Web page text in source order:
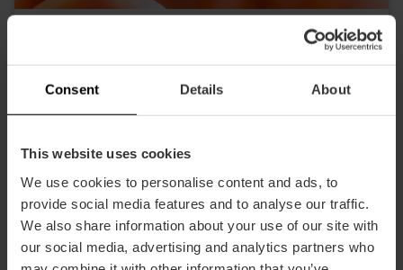
Consent Details About
This website uses cookies
We use cookies to personalise content and ads, to
provide social media features and to analyse our traffic.
We also share information about your use of our site with
our social media, advertising and analytics partners who
Valencia Tourist Card 24, 48 oder 72
10% Rabatt Exklusives Web
15,30 €